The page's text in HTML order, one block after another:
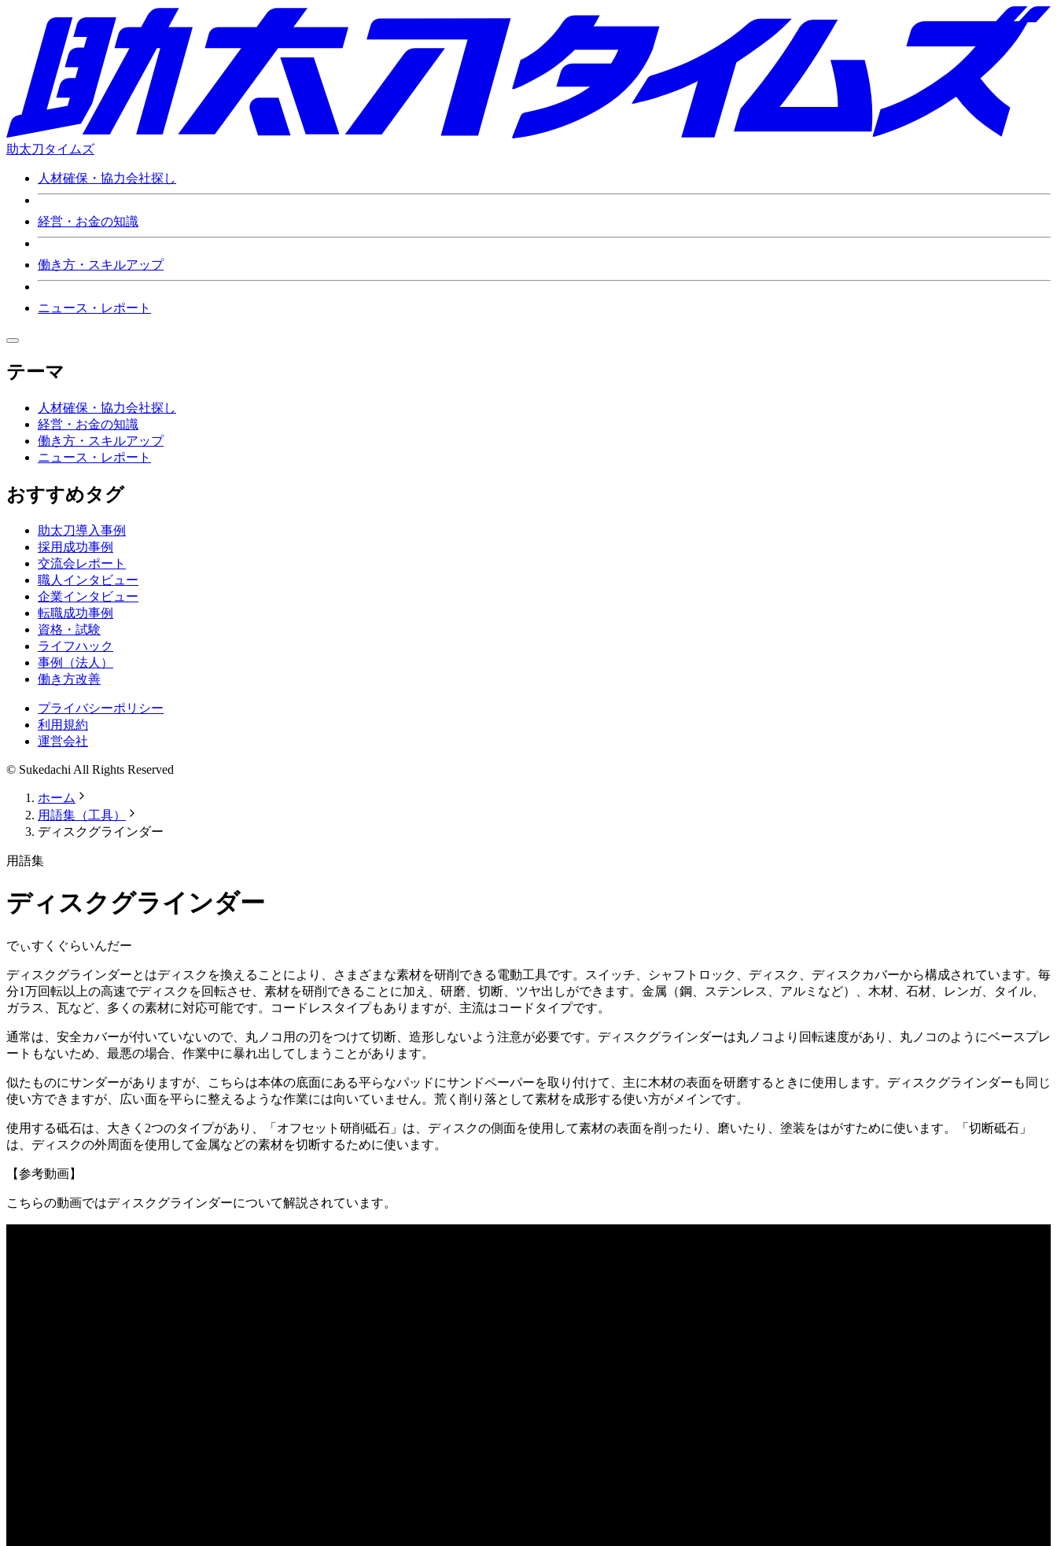
助太刀タイムズ
人材確保・協力会社探し
経営・お金の知識
働き方・スキルアップ
ニュース・レポート
テーマ
人材確保・協力会社探し
経営・お金の知識
働き方・スキルアップ
ニュース・レポート
おすすめタグ
助太刀導入事例
採用成功事例
交流会レポート
職人インタビュー
企業インタビュー
転職成功事例
資格・試験
ライフハック
事例（法人）
働き方改善
プライバシーポリシー
利用規約
運営会社
© Sukedachi All Rights Reserved
ホーム
用語集（工具）
ディスクグラインダー
用語集
ディスクグラインダー
でぃすくぐらいんだー
ディスクグラインダーとはディスクを換えることにより、さまざまな素材を研削できる電動工具です。スイッチ、シャフトロック、ディスク、ディスクカバーから構成されています。毎
分1万回転以上の高速でディスクを回転させ、素材を研削できることに加え、研磨、切断、ツヤ出しができます。金属（鋼、ステンレス、アルミなど）、木材、石材、レンガ、タイル、
ガラス、瓦など、多くの素材に対応可能です。コードレスタイプもありますが、主流はコードタイプです。
通常は、安全カバーが付いていないので、丸ノコ用の刃をつけて切断、造形しないよう注意が必要です。ディスクグラインダーは丸ノコより回転速度があり、丸ノコのようにベースプレ
ートもないため、最悪の場合、作業中に暴れ出してしまうことがあります。
似たものにサンダーがありますが、こちらは本体の底面にある平らなパッドにサンドペーパーを取り付けて、主に木材の表面を研磨するときに使用します。ディスクグラインダーも同じ
使い方できますが、広い面を平らに整えるような作業には向いていません。荒く削り落として素材を成形する使い方がメインです。
使用する砥石は、大きく2つのタイプがあり、「オフセット研削砥石」は、ディスクの側面を使用して素材の表面を削ったり、磨いたり、塗装をはがすために使います。「切断砥石」
は、ディスクの外周面を使用して金属などの素材を切断するために使います。
【参考動画】
こちらの動画ではディスクグラインダーについて解説されています。